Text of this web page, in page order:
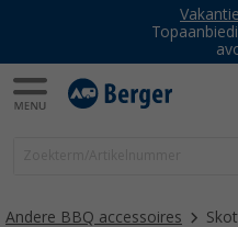
Andere BBQ accessoires